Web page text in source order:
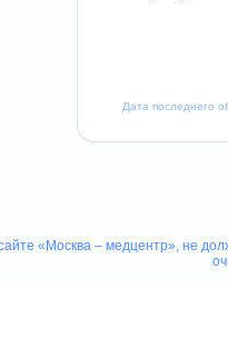
Дата последнего
«Москва – медцентр», не